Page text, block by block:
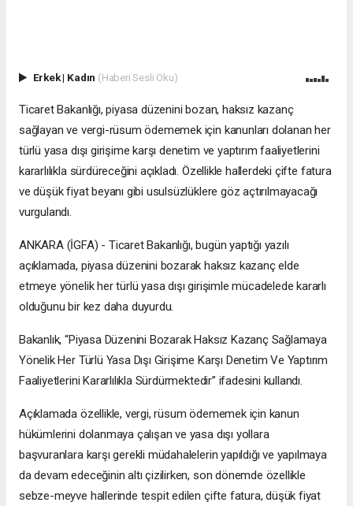
Erkek| Kadın (Haberi Sesli Oku)
Ticaret Bakanlığı, piyasa düzenini bozan, haksız kazanç
sağlayan ve vergi-rüsum ödememek için kanunları dolanan her
türlü yasa dışı girişime karşı denetim ve yaptırım faaliyetlerini
kararlılıkla sürdüreceğini açıkladı. Özellikle hallerdeki çifte fatura
ve düşük fiyat beyanı gibi usulsüzlüklere göz açtırılmayacağı
vurgulandı.
ANKARA (İGFA) - Ticaret Bakanlığı, bugün yaptığı yazılı
açıklamada, piyasa düzenini bozarak haksız kazanç elde
etmeye yönelik her türlü yasa dışı girişimle mücadelede kararlı
olduğunu bir kez daha duyurdu.
Bakanlık, “Piyasa Düzenini Bozarak Haksız Kazanç Sağlamaya
Yönelik Her Türlü Yasa Dışı Girişime Karşı Denetim Ve Yaptırım
Faaliyetlerini Kararlılıkla Sürdürmektedir” ifadesini kullandı.
Açıklamada özellikle, vergi, rüsum ödememek için kanun
hükümlerini dolanmaya çalışan ve yasa dışı yollara
başvuranlara karşı gerekli müdahalelerin yapıldığı ve yapılmaya
da devam edeceğinin altı çizilirken, son dönemde özellikle
sebze-meyve hallerinde tespit edilen çifte fatura, düşük fiyat